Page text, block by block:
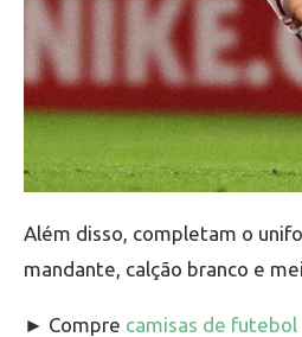
Além disso, completam o
mandante, calção branco e
► Compre camisas de futebol